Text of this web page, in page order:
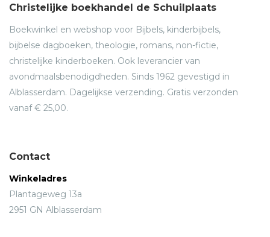
Christelijke boekhandel de Schuilplaats
Boekwinkel en webshop voor Bijbels, kinderbijbels,
bijbelse dagboeken, theologie, romans, non-fictie,
christelijke kinderboeken. Ook leverancier van
avondmaalsbenodigdheden. Sinds 1962 gevestigd in
Alblasserdam. Dagelijkse verzending. Gratis verzonden
vanaf € 25,00.
Contact
Winkeladres
Plantageweg 13a
2951 GN Alblasserdam